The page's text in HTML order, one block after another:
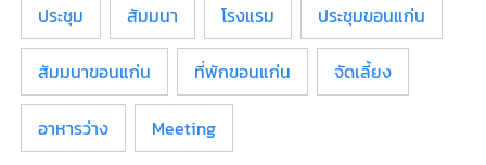
ประชุม
สัมมนา โรงแรม ประชุมขอนแก่น
สัมมนาขอนแก่น ที่พักขอนแก่น จัดเลี้ยง
อาหารว่าง Meeting